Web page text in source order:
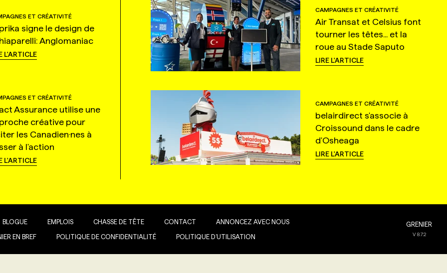
ET CRÉATIVITÉ
signe le design de
Anglomaniac
L'ARTICLE
CAMPAGNES ET CRÉATIVITÉ
Air Transat et Celsius font
tourner les têtes... et la
roue au Stade Saputo
LIRE L'ARTICLE
ET CRÉATIVITÉ
Assurance utilise une
créative pour
les Canadien·nes à
à l'action
L'ARTICLE
CAMPAGNES ET CRÉATIVITÉ
belairdirect s'associe à
Croissound dans le cadre
d'Osheaga
LIRE L'ARTICLE
BLOGUE EMPLOIS CHASSE DE TÊTE CONTACT ANNONCEZ AVEC NOUS
EN BREF POLITIQUE DE CONFIDENTIALITÉ POLITIQUE D’UTILISATION
GRENIER
V8.7.2